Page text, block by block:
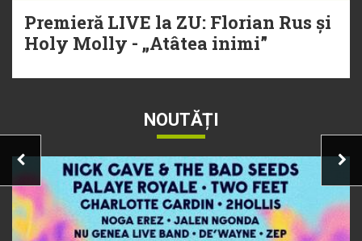
Premieră LIVE la ZU: Florian Rus și
Holy Molly - „Atâtea inimi”
NOUTĂȚI